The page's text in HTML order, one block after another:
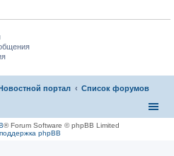
портал Список форумов
® Forum Software © phpBB Limited
phpBB